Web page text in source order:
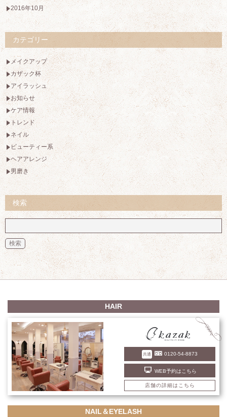
2016年10月
カテゴリー
メイクアップ
カザック杯
アイラッシュ
お知らせ
ケア情報
トレンド
ネイル
ビューティー系
ヘアアレンジ
男磨き
検索
HAIR
共通 0120-54-8873
WEB予約はこちら
店舗の詳細はこちら
NAIL＆EYELASH